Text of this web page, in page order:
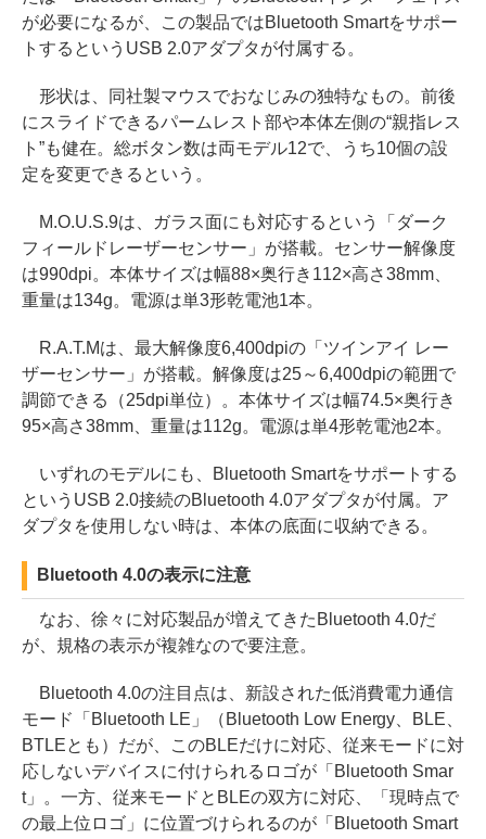
が必要になるが、この製品ではBluetooth Smartをサポー
トするというUSB 2.0アダプタが付属する。
形状は、同社製マウスでおなじみの独特なもの。前後
にスライドできるパームレスト部や本体左側の“親指レス
ト”も健在。総ボタン数は両モデル12で、うち10個の設
定を変更できるという。
M.O.U.S.9は、ガラス面にも対応するという「ダーク
フィールドレーザーセンサー」が搭載。センサー解像度
は990dpi。本体サイズは幅88×奥行き112×高さ38mm、
重量は134g。電源は単3形乾電池1本。
R.A.T.Mは、最大解像度6,400dpiの「ツインアイ レー
ザーセンサー」が搭載。解像度は25～6,400dpiの範囲で
調節できる（25dpi単位）。本体サイズは幅74.5×奥行き
95×高さ38mm、重量は112g。電源は単4形乾電池2本。
いずれのモデルにも、Bluetooth Smartをサポートする
というUSB 2.0接続のBluetooth 4.0アダプタが付属。ア
ダプタを使用しない時は、本体の底面に収納できる。
Bluetooth 4.0の表示に注意
なお、徐々に対応製品が増えてきたBluetooth 4.0だ
が、規格の表示が複雑なので要注意。
Bluetooth 4.0の注目点は、新設された低消費電力通信
モード「Bluetooth LE」（Bluetooth Low Energy、BLE、
BTLEとも）だが、このBLEだけに対応、従来モードに対
応しないデバイスに付けられるロゴが「Bluetooth Smar
t」。一方、従来モードとBLEの双方に対応、「現時点で
の最上位ロゴ」に位置づけられるのが「Bluetooth Smart